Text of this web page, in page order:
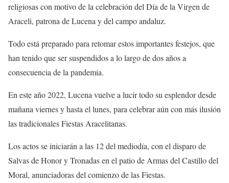
religiosas con motivo de la celebración del Día de la Virgen de
Araceli, patrona de Lucena y del campo andaluz.
Todo está preparado para retomar estos importantes festejos, que
han tenido que ser suspendidos a lo largo de dos años a
consecuencia de la pandemia.
En este año 2022, Lucena vuelve a lucir todo su esplendor desde
mañana viernes y hasta el lunes, para celebrar aún con más ilusión
las tradicionales Fiestas Aracelitanas.
Los actos se iniciarán a las 12 del mediodía, con el disparo de
Salvas de Honor y Tronadas en el patio de Armas del Castillo del
Moral, anunciadoras del comienzo de las Fiestas.